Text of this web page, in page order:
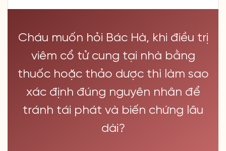
Cháu muốn hỏi Bác Hà, khi điều trị
viêm cổ tử cung tại nhà bằng
thuốc hoặc thảo dược thì làm sao
xác định đúng nguyên nhân để
tránh tái phát và biến chứng lâu
dài?